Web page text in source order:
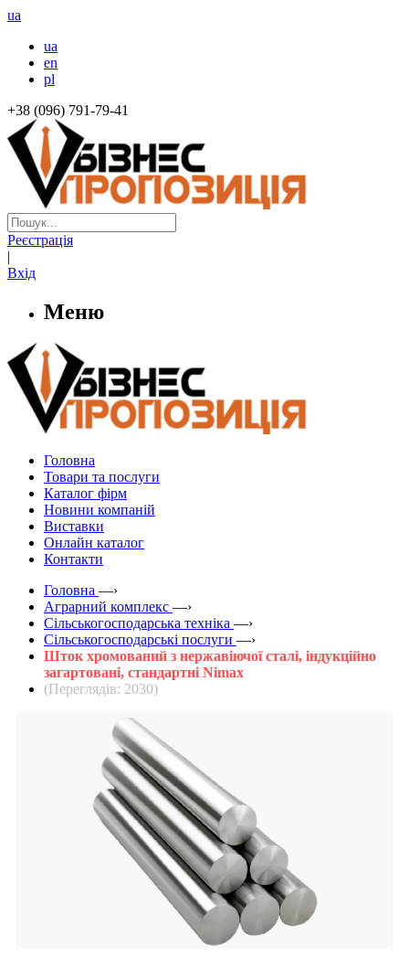
ua
ua
en
pl
+38 (096) 791-79-41
Реєстрація
|
Вхід
Меню
Головна
Товари та послуги
Каталог фірм
Новини компаній
Виставки
Онлайн каталог
Контакти
Головна —›
Аграрний комплекс —›
Сільськогосподарська техніка —›
Сільськогосподарські послуги —›
Шток хромований з нержавіючої сталі, індукційно
загартовані, стандартні Nimax
(Переглядів: 2030)